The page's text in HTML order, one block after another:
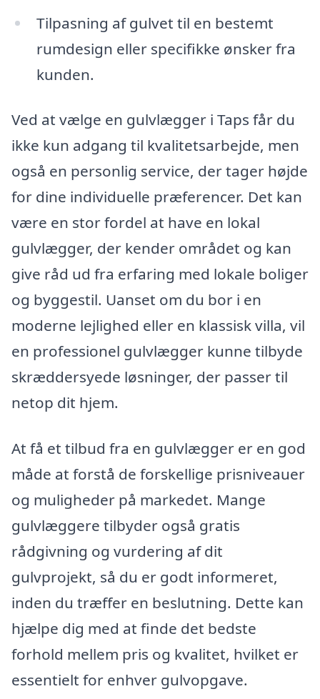
Tilpasning af gulvet til en bestemt
rumdesign eller specifikke ønsker fra
kunden.
Ved at vælge en gulvlægger i Taps får du
ikke kun adgang til kvalitetsarbejde, men
også en personlig service, der tager højde
for dine individuelle præferencer. Det kan
være en stor fordel at have en lokal
gulvlægger, der kender området og kan
give råd ud fra erfaring med lokale boliger
og byggestil. Uanset om du bor i en
moderne lejlighed eller en klassisk villa, vil
en professionel gulvlægger kunne tilbyde
skræddersyede løsninger, der passer til
netop dit hjem.
At få et tilbud fra en gulvlægger er en god
måde at forstå de forskellige prisniveauer
og muligheder på markedet. Mange
gulvlæggere tilbyder også gratis
rådgivning og vurdering af dit
gulvprojekt, så du er godt informeret,
inden du træffer en beslutning. Dette kan
hjælpe dig med at finde det bedste
forhold mellem pris og kvalitet, hvilket er
essentielt for enhver gulvopgave.